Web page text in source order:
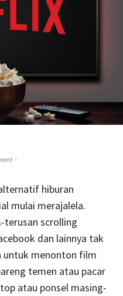
-
hiburan
mulai merajalela.
terusan scrolling
dan lainnya tak
untuk menonton film
temen atau pacar
atau ponsel masing-